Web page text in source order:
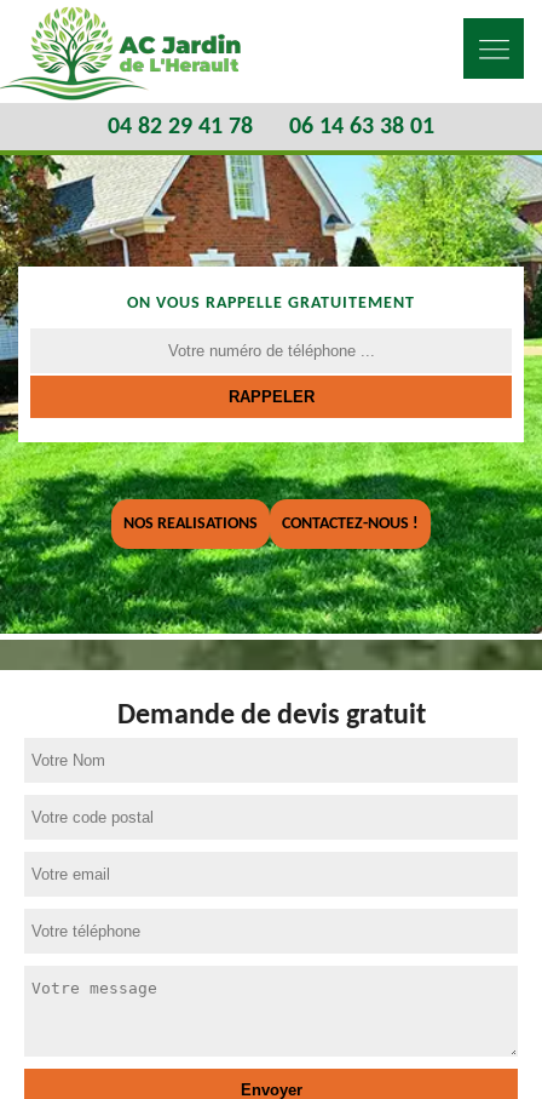
04 82 29 41 78 06 14 63 38 01
ON VOUS RAPPELLE GRATUITEMENT
NOS REALISATIONS CONTACTEZ-NOUS !
Demande de devis gratuit